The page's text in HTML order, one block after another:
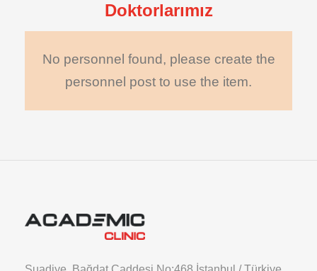
Doktorlarımız
No personnel found, please create the
personnel post to use the item.